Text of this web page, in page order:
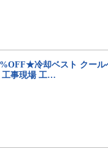
冷却ベスト クール
工事現場 工…